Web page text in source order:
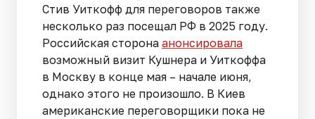
Стив Уиткофф для переговоров также
несколько раз посещал РФ в 2025 году.
Российская сторона анонсировала
возможный визит Кушнера и Уиткоффа
в Москву в конце мая – начале июня,
однако этого не произошло. В Киев
американские переговорщики пока не